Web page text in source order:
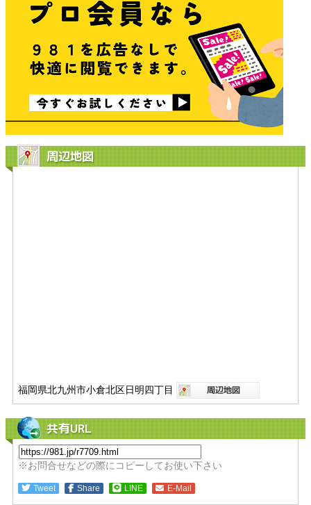
周辺地図
福岡県北九州市小倉北区日明四丁目
共有URL
※お問合せなどの際にコピーしてお使い下さい
Tweet Share LINE E-Mail